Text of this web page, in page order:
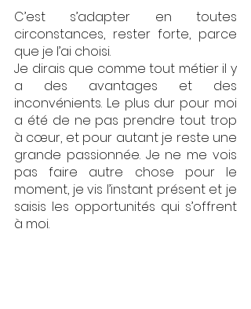
C’est s’adapter en toutes
circonstances, rester forte, parce
que je l’ai choisi.
Je dirais que comme tout métier il y
a des avantages et des
inconvénients. Le plus dur pour moi
a été de ne pas prendre tout trop
à cœur, et pour autant je reste une
grande passionnée. Je ne me vois
pas faire autre chose pour le
moment, je vis l’instant présent et je
saisis les opportunités qui s’offrent
à moi.